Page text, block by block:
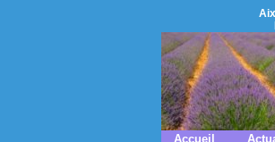
Accueil